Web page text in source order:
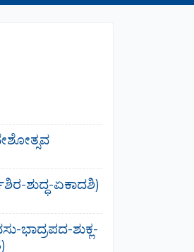
ಶುದ್ಧ-ಏಕಾದಶಿ)
ಭಾದ್ರಪದ-ಶುಕ್ಲ-